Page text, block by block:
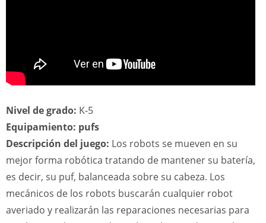
Nivel de grado: K-5
Equipamiento: pufs
Descripción del juego: Los robots se mueven en su
mejor forma robótica tratando de mantener su batería,
es decir, su puf, balanceada sobre su cabeza. Los
mecánicos de los robots buscarán cualquier robot
averiado y realizarán las reparaciones necesarias para